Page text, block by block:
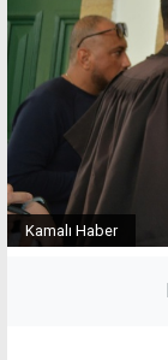
Kamalı Haber